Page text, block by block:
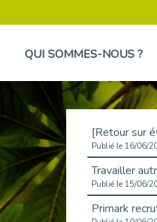
QUI SOMMES-NOUS ?
Publié le 16/06/
Publié le 15/06/